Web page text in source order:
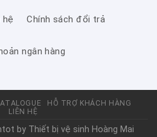
hệ Chính sách đổi trả
ngân hàng
HỖ TRỢ KHÁCH HÀNG
LIÊN HỆ
by Thiết bị vệ sinh Hoàng Mai